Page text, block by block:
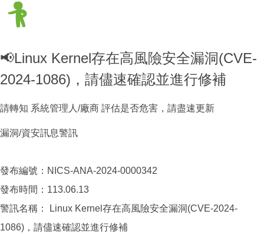
📢Linux Kernel存在高風險安全漏洞(CVE-
2024-1086)，請儘速確認並進行修補
請轉知 系統管理人/廠商 評估是否危害，請盡速更新
漏洞/資安訊息警訊
發布編號：NICS-ANA-2024-0000342
發布時間：113.06.13
警訊名稱： Linux Kernel存在高風險安全漏洞(CVE-2024-
1086)，請儘速確認並進行修補